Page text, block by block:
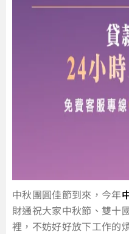
中秋團圓佳節到來，今年
財通祝大家中秋節、雙十
裡，不妨好好放下工作的